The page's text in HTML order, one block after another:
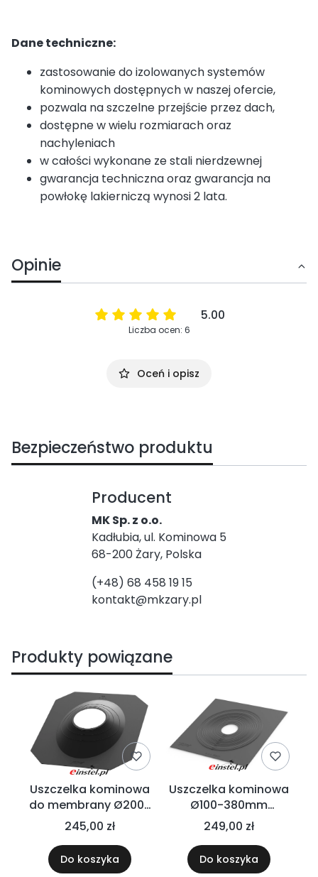
Dane techniczne:
zastosowanie do izolowanych systemów
kominowych dostępnych w naszej ofercie,
pozwala na szczelne przejście przez dach,
dostępne w wielu rozmiarach oraz
nachyleniach
w całości wykonane ze stali nierdzewnej
gwarancja techniczna oraz gwarancja na
powłokę lakierniczą wynosi 2 lata.
Opinie
5.00
Liczba ocen: 6
Oceń i opisz
Bezpieczeństwo produktu
Producent
MK Sp. z o.o.
Kadłubia, ul. Kominowa 5
68-200 Żary, Polska
(+48) 68 458 19 15
kontakt@mkzary.pl
Produkty powiązane
Uszczelka kominowa
do membrany Ø200-
380mm Vilpe 73218
245,00 zł
Do koszyka
Uszczelka kominowa
Ø100-380mm
paroszczelna do
kominów stalowych
lub modułowych -
przejście przed
249,00 zł
Do koszyka